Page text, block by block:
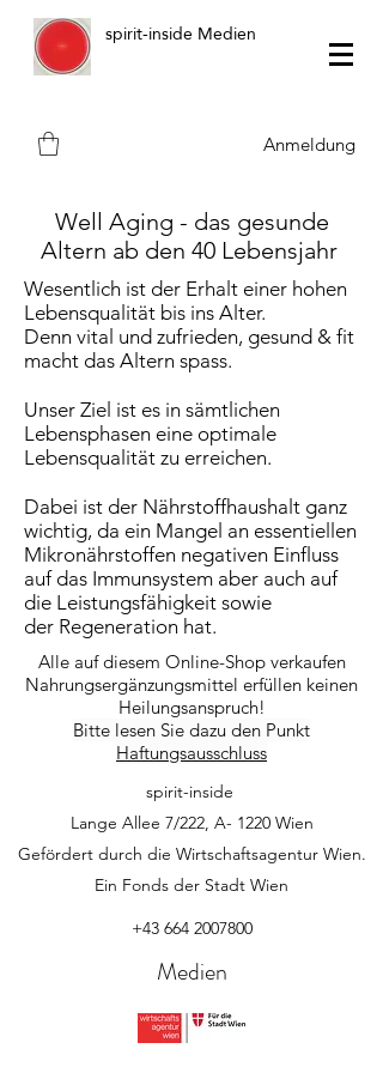
spirit-inside Medien
Anmeldung
Well Aging - das gesunde
Altern ab den 40 Lebensjahr
Wesentlich ist der Erhalt einer hohen
Lebensqualität bis ins Alter.
Denn vital und zufrieden, gesund & fit
macht das Altern spass.
Unser Ziel ist es in sämtlichen
Lebensphasen eine optimale
Lebensqualität zu erreichen.
Dabei ist der Nährstoffhaushalt ganz
wichtig, da ein Mangel an essentiellen
Mikronährstoffen negativen Einfluss
auf das Immunsystem aber auch auf
die Leistungsfähigkeit sowie
der Regeneration hat.
Alle auf diesem Online-Shop verkaufen
Nahrungsergänzungsmittel erfüllen keinen
Heilungsanspruch!
Bitte lesen Sie dazu den Punkt
Haftungsausschluss
spirit-inside
Lange Allee 7/222, A- 1220 Wien
Gefördert durch die Wirtschaftsagentur Wien.
Ein Fonds der Stadt Wien
+43 664 2007800
Medien